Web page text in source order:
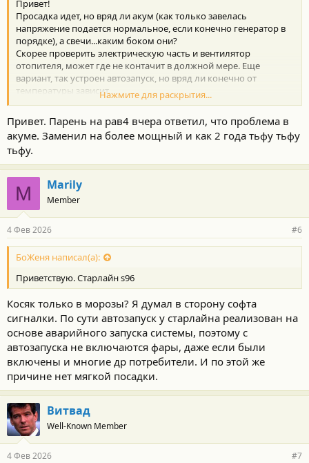
Привет!
Просадка идет, но вряд ли акум (как только завелась
напряжение подается нормальное, если конечно генератор в
порядке), а свечи...каким боком они?
Скорее проверить электрическую часть и вентилятор
отопителя, может где не контачит в должной мере. Еще
вариант, так устроен автозапуск, но вряд ли конечно от
температуры зависит.
У меня бывает включается, бывает нет...но это проблема блока
климата, иногда не контачат 1-я и 2я скорости, "старость" дело
такое...
А темы нет - видимо и проблемы не было.
Нажмите для раскрытия...
Привет. Парень на рав4 вчера ответил, что проблема в
акуме. Заменил на более мощный и как 2 года тьфу тьфу
тьфу.
M Marily
Member
4 Фев 2026 #6
БоЖеня написал(а):
Приветствую. Старлайн s96
Косяк только в морозы? Я думал в сторону софта
сигналки. По сути автозапуск у старлайна реализован на
основе аварийного запуска системы, поэтому с
автозапуска не включаются фары, даже если были
включены и многие др потребители. И по этой же
причине нет мягкой посадки.
Витвад
Well-Known Member
4 Фев 2026 #7